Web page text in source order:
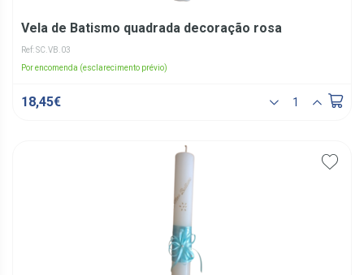
Vela de Batismo quadrada decoração rosa
Ref: SC.VB.03
Por encomenda (esclarecimento prévio)
18,45€